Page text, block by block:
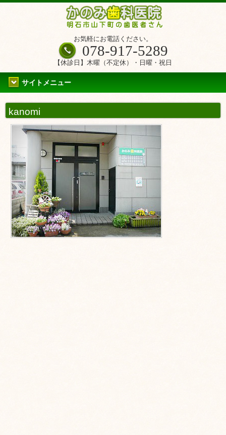
お気軽にお電話ください。
078-917-5289
【休診日】木曜（不定休）・日曜・祝日
サイトメニュー
kanomi